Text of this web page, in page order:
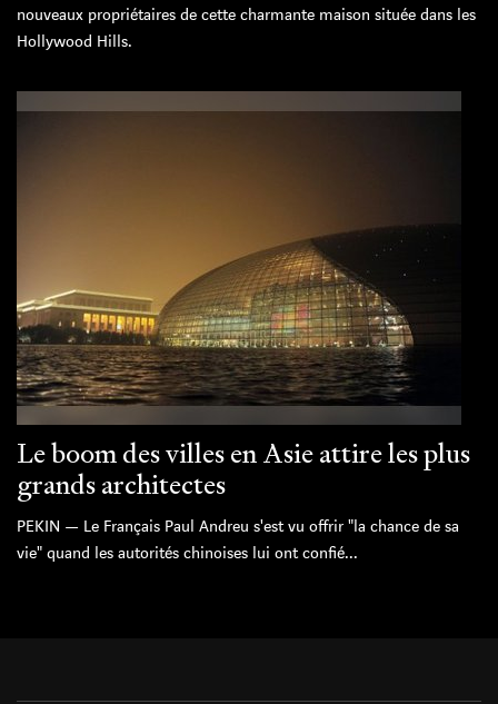
nouveaux propriétaires de cette charmante maison située dans les
Hollywood Hills.
Le boom des villes en Asie attire les plus
grands architectes
PEKIN — Le Français Paul Andreu s'est vu offrir "la chance de sa
vie" quand les autorités chinoises lui ont confié...